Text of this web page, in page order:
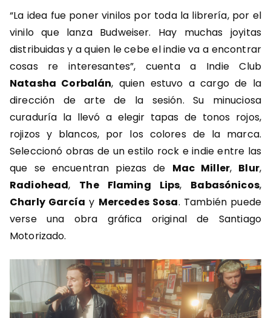
“La idea fue poner vinilos por toda la librería, por el
vinilo que lanza Budweiser. Hay muchas joyitas
distribuidas y a quien le cebe el indie va a encontrar
cosas re interesantes”, cuenta a Indie Club
Natasha Corbalán, quien estuvo a cargo de la
dirección de arte de la sesión. Su minuciosa
curaduría la llevó a elegir tapas de tonos rojos,
rojizos y blancos, por los colores de la marca.
Seleccionó obras de un estilo rock e indie entre las
que se encuentran piezas de Mac Miller, Blur,
Radiohead, The Flaming Lips, Babasónicos,
Charly García y Mercedes Sosa. También puede
verse una obra gráfica original de Santiago
Motorizado.